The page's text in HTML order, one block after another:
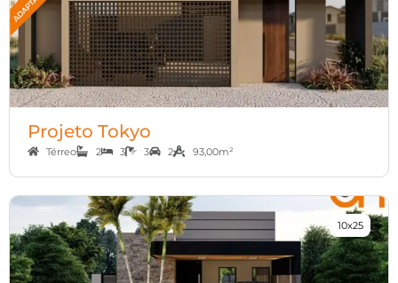
Projeto Tokyo
Térreo 2 3 3 2 93,00m²
10x25